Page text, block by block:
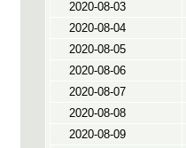
2020-08-03
2020-08-04
2020-08-05
2020-08-06
2020-08-07
2020-08-08
2020-08-09